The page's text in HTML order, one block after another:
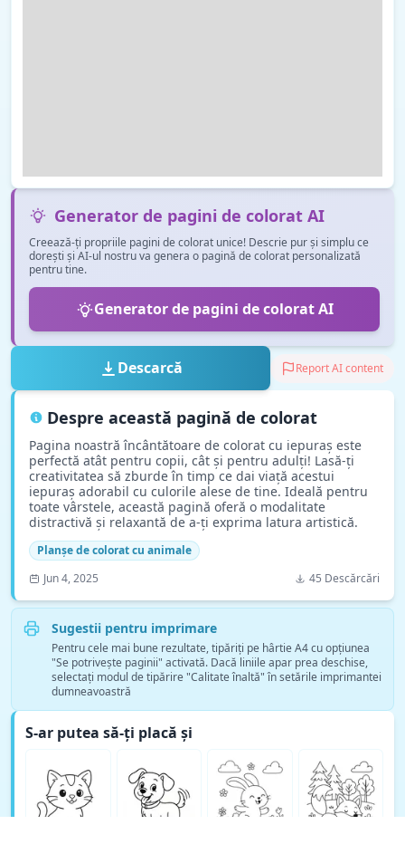
Generator de pagini de colorat AI
Creează-ți propriile pagini de colorat unice! Descrie pur și simplu ce
dorești și AI-ul nostru va genera o pagină de colorat personalizată
pentru tine.
Generator de pagini de colorat AI
Descarcă Report AI content
Despre această pagină de colorat
Pagina noastră încântătoare de colorat cu iepuraș este
perfectă atât pentru copii, cât și pentru adulți! Lasă-ți
creativitatea să zburde în timp ce dai viață acestui
iepuraș adorabil cu culorile alese de tine. Ideală pentru
toate vârstele, această pagină oferă o modalitate
distractivă și relaxantă de a-ți exprima latura artistică.
Planșe de colorat cu animale
Jun 4, 2025
45 Descărcări
Sugestii pentru imprimare
Pentru cele mai bune rezultate, tipăriți pe hârtie A4 cu opțiunea
"Se potrivește paginii" activată. Dacă liniile apar prea deschise,
selectați modul de tipărire "Calitate înaltă" în setările imprimantei
dumneavoastră
S-ar putea să-ți placă și